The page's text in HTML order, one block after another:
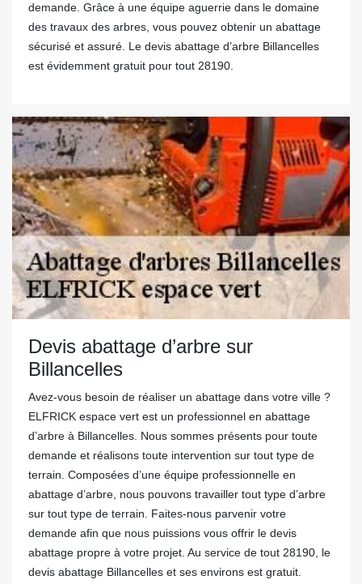
demande. Grâce à une équipe aguerrie dans le domaine
des travaux des arbres, vous pouvez obtenir un abattage
sécurisé et assuré. Le devis abattage d’arbre Billancelles
est évidemment gratuit pour tout 28190.
Devis abattage d’arbre sur
Billancelles
Avez-vous besoin de réaliser un abattage dans votre ville ?
ELFRICK espace vert est un professionnel en abattage
d’arbre à Billancelles. Nous sommes présents pour toute
demande et réalisons toute intervention sur tout type de
terrain. Composées d’une équipe professionnelle en
abattage d’arbre, nous pouvons travailler tout type d’arbre
sur tout type de terrain. Faites-nous parvenir votre
demande afin que nous puissions vous offrir le devis
abattage propre à votre projet. Au service de tout 28190, le
devis abattage Billancelles et ses environs est gratuit.